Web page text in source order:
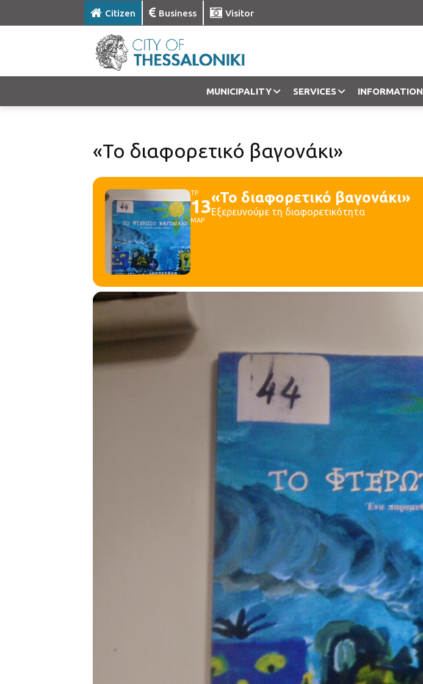
Citizen Business Visitor
MUNICIPALITY SERVICES INFORMATION
«Το διαφορετικό βαγονάκι»
ΤΡ
13
ΜΑΡ
«Το διαφορετικό βαγονάκι»
Eξερευνούμε τη διαφορετικότητα